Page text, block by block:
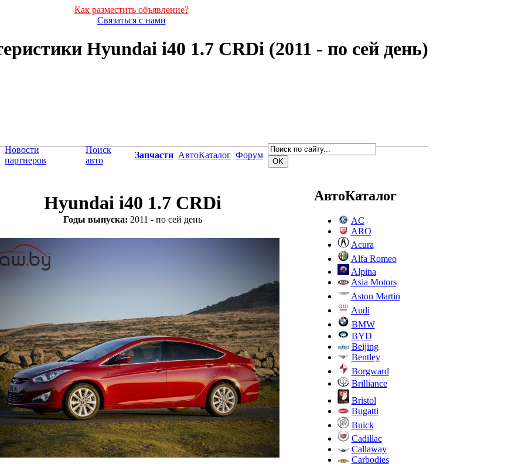
Как разместить объявление?
Связаться с нами
Hyundai i40 1.7 CRDi (2011 - по сей день)
Новости
партнеров
Поиск
авто
Запчасти АвтоКаталог Форум
Hyundai i40 1.7 CRDi
Годы выпуска: 2011 - по сей день
АвтоКаталог
AC
ARO
Acura
Alfa Romeo
Alpina
Asia Motors
Aston Martin
Audi
BMW
BYD
Beijing
Bentley
Borgward
Brilliance
Bristol
Bugatti
Buick
Cadillac
Callaway
Carbodies